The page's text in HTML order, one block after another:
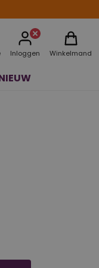
Inloggen Winkelmand